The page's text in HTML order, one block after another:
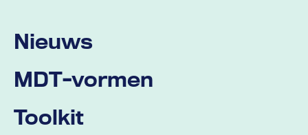
Nieuws
MDT-vormen
Toolkit